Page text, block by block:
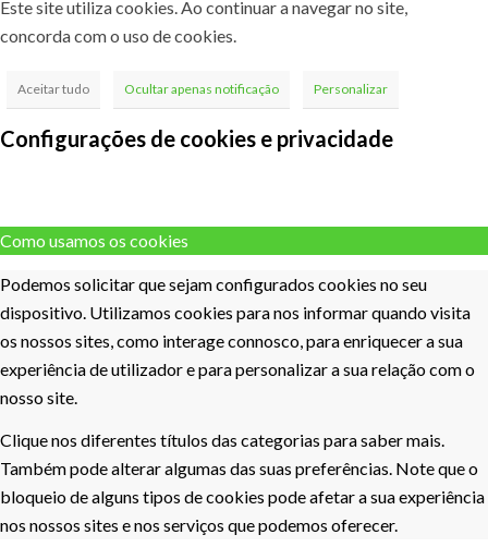
Este site utiliza cookies. Ao continuar a navegar no site,
concorda com o uso de cookies.
Aceitar tudo Ocultar apenas notificação Personalizar
Configurações de cookies e privacidade
Como usamos os cookies
Podemos solicitar que sejam configurados cookies no seu
dispositivo. Utilizamos cookies para nos informar quando visita
os nossos sites, como interage connosco, para enriquecer a sua
experiência de utilizador e para personalizar a sua relação com o
nosso site.
Clique nos diferentes títulos das categorias para saber mais.
Também pode alterar algumas das suas preferências. Note que o
bloqueio de alguns tipos de cookies pode afetar a sua experiência
nos nossos sites e nos serviços que podemos oferecer.